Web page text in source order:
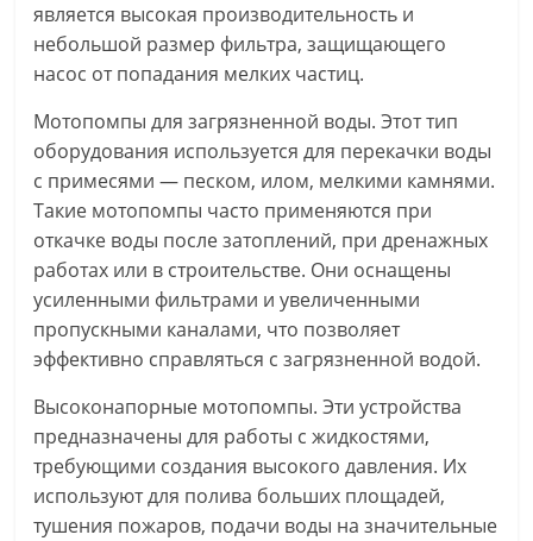
является высокая производительность и
небольшой размер фильтра, защищающего
насос от попадания мелких частиц.
Мотопомпы для загрязненной воды. Этот тип
оборудования используется для перекачки воды
с примесями — песком, илом, мелкими камнями.
Такие мотопомпы часто применяются при
откачке воды после затоплений, при дренажных
работах или в строительстве. Они оснащены
усиленными фильтрами и увеличенными
пропускными каналами, что позволяет
эффективно справляться с загрязненной водой.
Высоконапорные мотопомпы. Эти устройства
предназначены для работы с жидкостями,
требующими создания высокого давления. Их
используют для полива больших площадей,
тушения пожаров, подачи воды на значительные